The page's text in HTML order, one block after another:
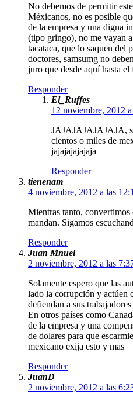
No debemos de permitir
Méxicanos, no es posible
de la empresa y una digna
(tipo gringo), no me vayan
tacataca, que lo saquen del
doctores, samsumg no
juro que desde aquí hasta
Responder
El_Ruffes
12 noviembre, 2012
JAJAJAJAJAJAJA,
cientos o miles de
jajajajajajaja
Responder
tienenam
4 noviembre, 2012 a las
Mientras tanto, convertimos
mandan. Sigamos
Responder
Juan Mnuel
2 noviembre, 2012 a las
Solamente espero que las
lado la corrupción y actúen
defiendan a sus
En otros países como
de la empresa y una
de dolares para que
mexicano exija esto y mas
Responder
JuanD
2 noviembre, 2012 a las